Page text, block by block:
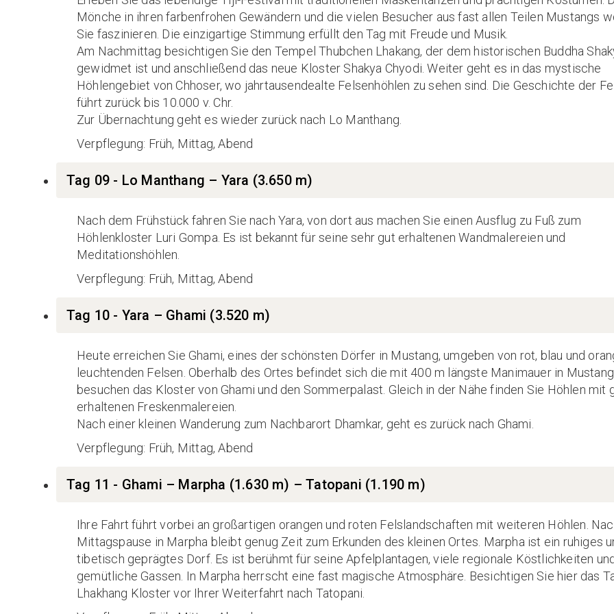
Mönche in ihren farbenfrohen Gewändern und die vielen Besucher aus fast allen Teilen Mustangs
Sie faszinieren. Die einzigartige Stimmung erfüllt den Tag mit Freude und Musik.
Am Nachmittag besichtigen Sie den Tempel Thubchen Lhakang, der dem historischen Buddha
gewidmet ist und anschließend das neue Kloster Shakya Chyodi. Weiter geht es in das mystische
Höhlengebiet von Chhoser, wo jahrtausendealte Felsenhöhlen zu sehen sind. Die Geschichte der
führt zurück bis 10.000 v. Chr.
Zur Übernachtung geht es wieder zurück nach Lo Manthang.
Verpflegung: Früh, Mittag, Abend
Tag 09 - Lo Manthang – Yara (3.650 m)
Nach dem Frühstück fahren Sie nach Yara, von dort aus machen Sie einen Ausflug zu Fuß zum
Höhlenkloster Luri Gompa. Es ist bekannt für seine sehr gut erhaltenen Wandmalereien und
Meditationshöhlen.
Verpflegung: Früh, Mittag, Abend
Tag 10 - Yara – Ghami (3.520 m)
Heute erreichen Sie Ghami, eines der schönsten Dörfer in Mustang, umgeben von rot, blau und
leuchtenden Felsen. Oberhalb des Ortes befindet sich die mit 400 m längste Manimauer in
besuchen das Kloster von Ghami und den Sommerpalast. Gleich in der Nähe finden Sie Höhlen mit
erhaltenen Freskenmalereien.
Nach einer kleinen Wanderung zum Nachbarort Dhamkar, geht es zurück nach Ghami.
Verpflegung: Früh, Mittag, Abend
Tag 11 - Ghami – Marpha (1.630 m) – Tatopani (1.190 m)
Ihre Fahrt führt vorbei an großartigen orangen und roten Felslandschaften mit weiteren Höhlen.
Mittagspause in Marpha bleibt genug Zeit zum Erkunden des kleinen Ortes. Marpha ist ein ruhiges
tibetisch geprägtes Dorf. Es ist berühmt für seine Apfelplantagen, viele regionale Köstlichkeiten
gemütliche Gassen. In Marpha herrscht eine fast magische Atmosphäre. Besichtigen Sie hier das
Lhakhang Kloster vor Ihrer Weiterfahrt nach Tatopani.